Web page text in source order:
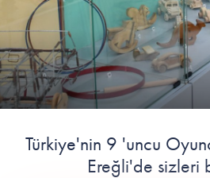
Türkiye'nin 9 'uncu
Ereğli'de sizleri